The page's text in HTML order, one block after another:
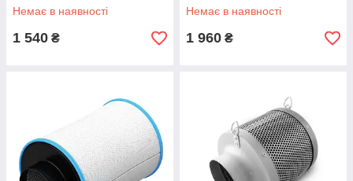
Немає в наявності
1 540 ₴
Немає в наявності
1 960 ₴